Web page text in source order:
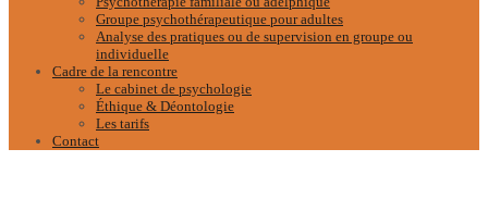
Groupe psychothérapeutique pour adultes
Analyse des pratiques ou de supervision en groupe ou
individuelle
Cadre de la rencontre
Le cabinet de psychologie
Éthique & Déontologie
Les tarifs
Contact